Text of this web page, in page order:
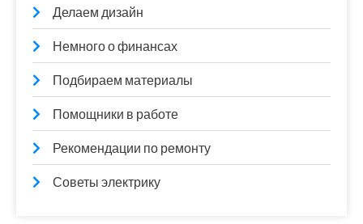
Делаем дизайн
Немного о финансах
Подбираем материалы
Помощники в работе
Рекомендации по ремонту
Советы электрику